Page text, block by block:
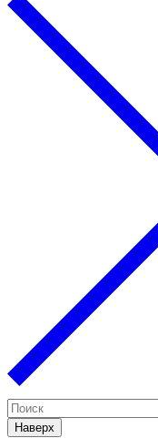
Наверх